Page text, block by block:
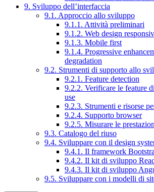
9. Sviluppo dell’interfaccia
9.1. Approccio allo sviluppo
9.1.1. Attività preliminari
9.1.2. Web design
9.1.3. Mobile first
9.1.4. Progressive
degradation
9.2. Strumenti di supporto allo
9.2.1. Feature detection
9.2.2. Verificare le feature
use
9.2.3. Strumenti e risorse
9.2.4. Supporto browser
9.2.5. Misurare le
9.3. Catalogo del riuso
9.4. Sviluppare con il design
9.4.1. Il framework
9.4.2. Il kit di sviluppo
9.4.3. Il kit di sviluppo
9.5. Sviluppare con i modelli di